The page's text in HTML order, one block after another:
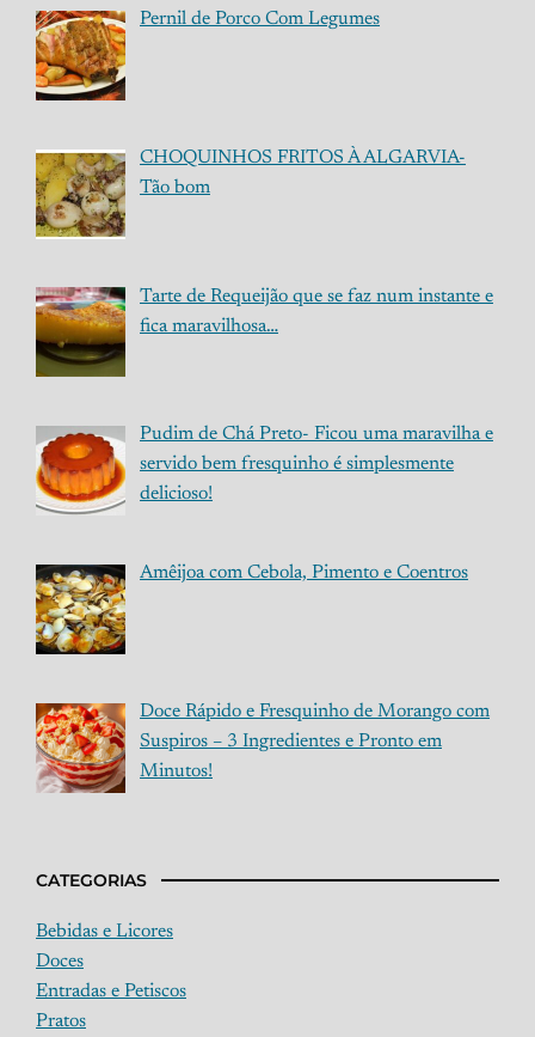
Pernil de Porco Com Legumes
CHOQUINHOS FRITOS À ALGARVIA-
Tão bom
Tarte de Requeijão que se faz num instante e
fica maravilhosa…
Pudim de Chá Preto- Ficou uma maravilha e
servido bem fresquinho é simplesmente
delicioso!
Amêijoa com Cebola, Pimento e Coentros
Doce Rápido e Fresquinho de Morango com
Suspiros – 3 Ingredientes e Pronto em
Minutos!
CATEGORIAS
Bebidas e Licores
Doces
Entradas e Petiscos
Pratos